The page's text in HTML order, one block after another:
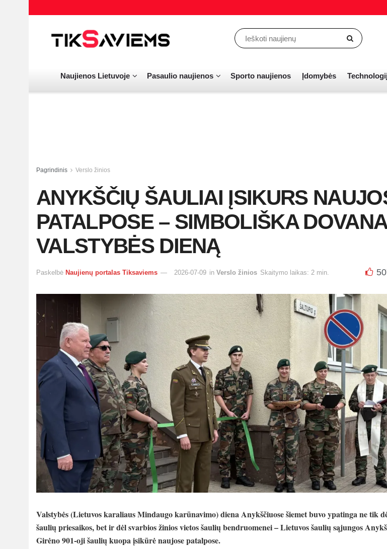
Naujienos Lietuvoje Pasaulio naujienos Sporto naujienos Įdomybės
Pagrindinis Verslo žinios
ANYKŠČIŲ ŠAULIAI ĮSIKURS
PATALPOSE – SIMBOLIŠKA DOVANA
VALSTYBĖS DIENĄ
Paskelbė Naujienų portalas Tiksaviems 2026-07-09 in Verslo žinios Skaitymo laikas: 2 min.
Valstybės (Lietuvos karaliaus Mindaugo karūnavimo) diena Anykščiuose šiemet buvo ypatinga ne tik
šaulių priesaikos, bet ir dėl svarbios žinios vietos šaulių bendruomenei – Lietuvos šaulių sąjungos
Girėno 901-oji šaulių kuopa įsikūrė naujose patalpose.